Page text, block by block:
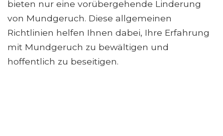
bieten nur eine vorübergehende Linderung
von Mundgeruch. Diese allgemeinen
Richtlinien helfen Ihnen dabei, Ihre Erfahrung
mit Mundgeruch zu bewältigen und
hoffentlich zu beseitigen.